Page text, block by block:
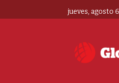
jueves, agosto